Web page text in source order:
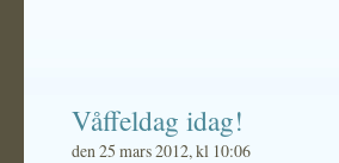
Våffeldag idag!
den 25 mars 2012, kl 10:06